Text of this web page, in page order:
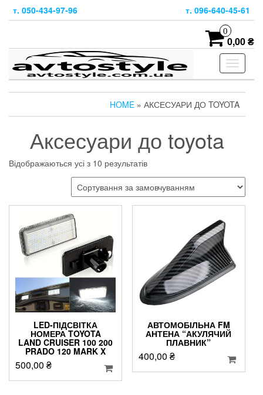
т. 050-434-97-96 т. 096-640-45-61
0
0,00 ₴
Toggle
HOME » АКСЕСУАРИ ДО TOYOTA
Аксесуари до toyota
Відображаються усі з 10 результатів
LED-ПІДСВІТКА
НОМЕРА TOYOTA
LAND CRUISER 100 200
PRADO 120 MARK X
500,00 ₴
АВТОМОБІЛЬНА FM
АНТЕНА “АКУЛЯЧИЙ
ПЛАВНИК”
400,00 ₴